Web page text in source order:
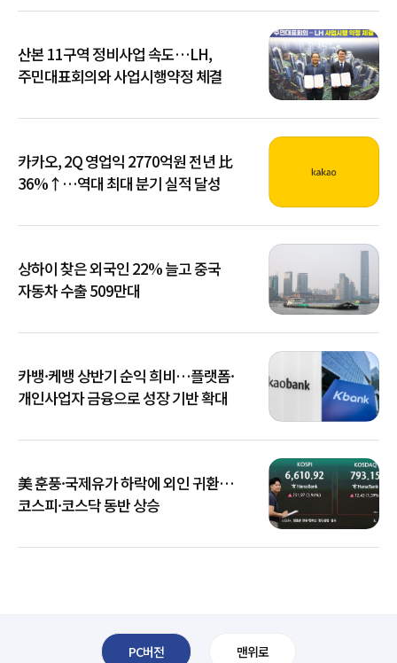
산본 11구역 정비사업 속도…LH,
주민대표회의와 사업시행약정 체결
카카오, 2Q 영업익 2770억원 전년 比
36%↑…역대 최대 분기 실적 달성
상하이 찾은 외국인 22% 늘고 중국
자동차 수출 509만대
카뱅·케뱅 상반기 순익 희비…플랫폼·
개인사업자 금융으로 성장 기반 확대
美 훈풍·국제유가 하락에 외인 귀환…
코스피·코스닥 동반 상승
PC버전 맨위로